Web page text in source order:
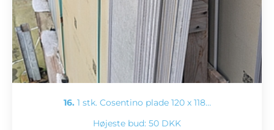
16. 1 stk. Cosentino plade 120 x 118…
Højeste bud: 50 DKK